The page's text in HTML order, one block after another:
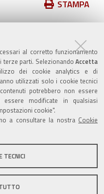
al corretto funzionamento
terze parti. Selezionando Accetta
dei cookie analytics e di
utilizzati solo i cookie tecnici
potrebbero non essere
modificate in qualsiasi
cookie".
a consultare la nostra Cookie
TECNICI
STAMPA
—
gara
questo sito
Zola Predosa